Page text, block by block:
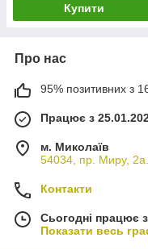
Купити
Про нас
95% позитивних з
Працює з
м. Миколаїв
54034, пр. Миру,
Контакти
Сьогодні працює
Показати весь